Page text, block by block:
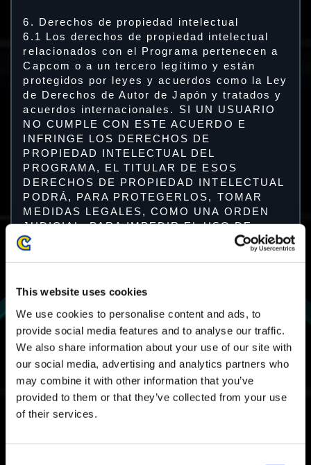
This website uses cookies
We use cookies to personalise content and ads, to
provide social media features and to analyse our traffic.
We also share information about your use of our site with
our social media, advertising and analytics partners who
may combine it with other information that you’ve
provided to them or that they’ve collected from your use
of their services.
6. Derechos de propiedad intelectual
6.1 Los derechos de propiedad intelectual
relacionados con el Programa pertenecen a
Capcom o a un tercero legítimo y están
protegidos por leyes y acuerdos como la Ley
de Derechos de Autor de Japón y tratados y
acuerdos internacionales. SI UN USUARIO
NO CUMPLE CON ESTE ACUERDO E
INFRINGE LOS DERECHOS DE
PROPIEDAD INTELECTUAL DEL
PROGRAMA, EL TITULAR DE ESOS
DERECHOS DE PROPIEDAD INTELECTUAL
PODRÁ, PARA PROTEGERLOS, TOMAR
MEDIDAS LEGALES, COMO UNA ORDEN
JUDICIAL, PARA IMPEDIR EL USO DE
ESOS DERECHOS, SOLICITANDO UNA
Capcom para que el usuario utilice el
Programa. Este Acuerdo no transfiere los
derechos de propiedad intelectual del
Programa, ya sea total o parcialmente, al
usuario.
7. Asuntos prohibidos
7.1 Al utilizar el Programa, los usuarios no
podrán realizar ninguno de los siguientes
(i) Infringir los derechos de propiedad